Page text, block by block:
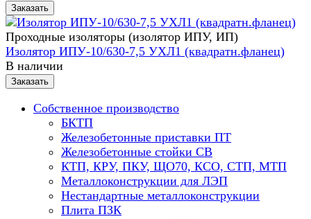
Заказать
Проходные изоляторы (изолятор ИПУ, ИП)
Изолятор ИПУ-10/630-7,5 УХЛ1 (квадратн.фланец)
В наличии
Заказать
Собственное производство
БКТП
Железобетонные приставки ПТ
Железобетонные стойки СВ
КТП, КРУ, ПКУ, ЩО70, КСО, СТП, МТП
Металлоконструкции для ЛЭП
Нестандартные металлоконструкции
Плита ПЗК